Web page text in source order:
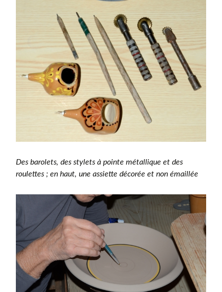
Des barolets, des stylets à pointe métallique et des
roulettes ; en haut, une assiette décorée et non émaillée